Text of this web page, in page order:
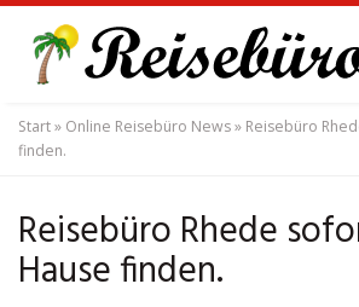
main
content
Start» Online Reisebüro News» Reisebüro
finden.
Reisebüro Rhede
Hause finden.